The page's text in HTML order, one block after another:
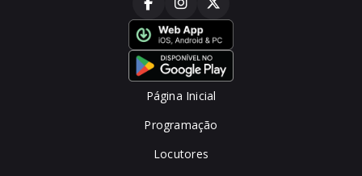
Página Inicial
Programação
Locutores